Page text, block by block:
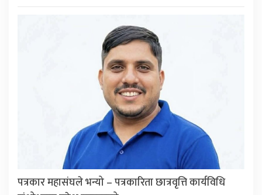
पत्रकार महासंघले भन्यो – पत्रकारिता छात्रवृत्ति कार्यविधि